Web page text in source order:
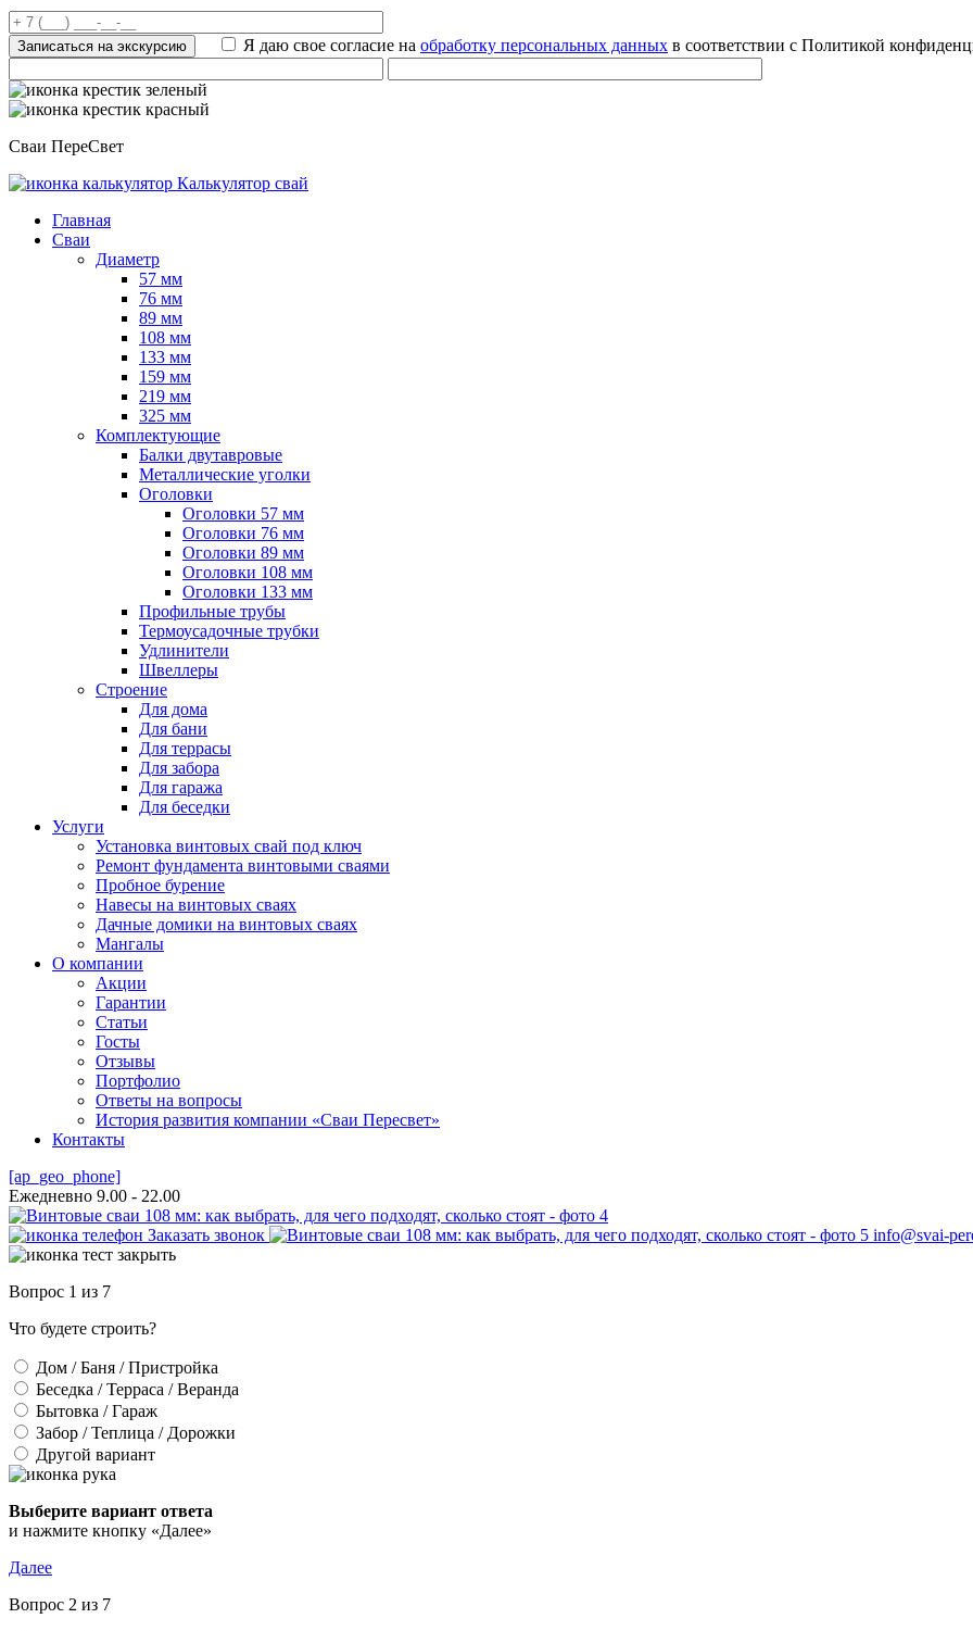
Я даю свое согласие на обработку персональных данных в соответствии с Политикой
Сваи ПереСвет
Калькулятор свай
Главная
Сваи
Диаметр
57 мм
76 мм
89 мм
108 мм
133 мм
159 мм
219 мм
325 мм
Комплектующие
Балки двутавровые
Металлические уголки
Оголовки
Оголовки 57 мм
Оголовки 76 мм
Оголовки 89 мм
Оголовки 108 мм
Оголовки 133 мм
Профильные трубы
Термоусадочные трубки
Удлинители
Швеллеры
Строение
Для дома
Для бани
Для террасы
Для забора
Для гаража
Для беседки
Услуги
Установка винтовых свай под ключ
Ремонт фундамента винтовыми сваями
Пробное бурение
Навесы на винтовых сваях
Дачные домики на винтовых сваях
Мангалы
О компании
Акции
Гарантии
Статьи
Госты
Отзывы
Портфолио
Ответы на вопросы
История развития компании «Сваи Пересвет»
Контакты
[ap_geo_phone]
Ежедневно 9.00 - 22.00
Заказать звонок info@svai-
Вопрос 1 из 7
Что будете строить?
Дом / Баня / Пристройка
Беседка / Терраса / Веранда
Бытовка / Гараж
Забор / Теплица / Дорожки
Другой вариант
Выберите вариант ответа
и нажмите кнопку «Далее»
Далее
Вопрос 2 из 7